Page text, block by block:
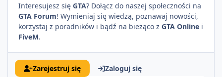
Interesujesz się GTA? Dołącz do naszej społeczności na
GTA Forum! Wymieniaj się wiedzą, poznawaj nowości,
korzystaj z poradników i bądź na bieżąco z GTA Online i
FiveM.
Zarejestruj się
Zaloguj się